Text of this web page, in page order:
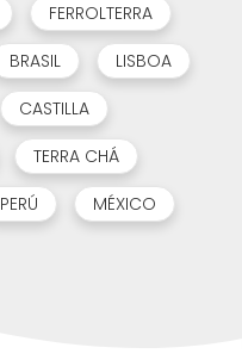
FERROLTERRA
BRASIL
LISBOA
CASTILLA
TERRA CHÁ
PERÚ MÉXICO